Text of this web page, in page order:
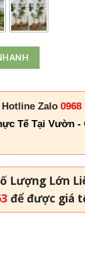
Hotline Zalo 0968
Tế Tại Vườn -
Lượng Lớn
để được giá